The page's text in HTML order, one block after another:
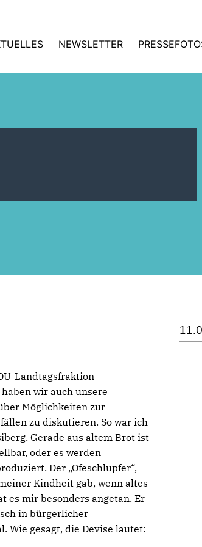
NEWSLETTER
Landtagsfraktion
wir auch unsere
Möglichkeiten zur
zu diskutieren. So war ich
Gerade aus altem Brot ist
oder es werden
Der „Ofeschlupfer“,
Kindheit gab, wenn altes
es mir besonders angetan. Er
in bürgerlicher
Wie gesagt, die Devise lautet: